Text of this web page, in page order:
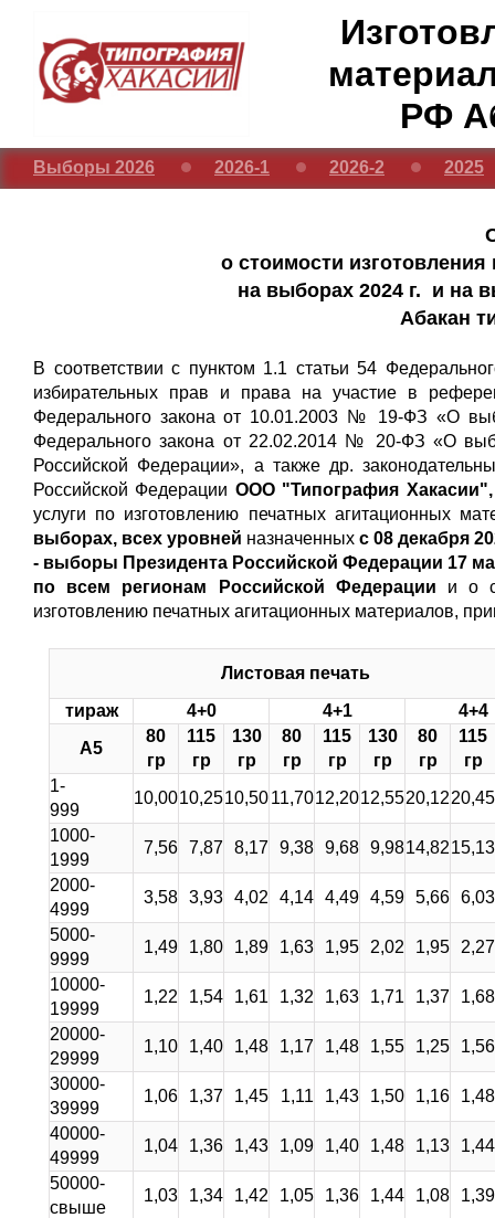
РФ
Выборы 2026 2026-1 2026-2 2025
о стоимости
на выборах 2024 г. и на
Абакан
В соответствии с пунктом 1.1 статьи 54
избирательных прав и права на участие в
Федерального закона от 10.01.2003 № 19-ФЗ «О
Федерального закона от 22.02.2014 № 20-ФЗ «О
Российской Федерации», а также др.
Российской Федерации ООО "Типография Хакасии",
услуги по изготовлению печатных агитационных
выборах, всех уровней назначенных с 08 декабря
- выборы Президента Российской Федерации 17
по всем регионам Российской Федерации и о
изготовлению печатных агитационных материалов,
Листовая печать
тираж
4+0 4+1
4+4
А5
80
гр
115
гр
130
гр
80
гр
115
гр
130
гр
80
гр
115
гр
1-
999
10,0010,2510,5011,7012,2012,5520,1220,45
1000-
1999
7,56 7,87 8,17 9,38 9,68 9,9814,8215,13
2000-
4999
3,58 3,93 4,02 4,14 4,49 4,59 5,66 6,03
5000-
9999
1,49 1,80 1,89 1,63 1,95 2,02 1,95
2,27
10000-
19999
1,22 1,54 1,61 1,32 1,63 1,71 1,37
1,68
20000-
29999
1,10 1,40 1,48 1,17 1,48 1,55 1,25
1,56
30000-
39999
1,06 1,37 1,45 1,11 1,43 1,50 1,16
1,48
40000-
49999
1,04 1,36 1,43 1,09 1,40 1,48 1,13
1,44
50000-
свыше
1,03 1,34 1,42 1,05 1,36 1,44 1,08 1,39